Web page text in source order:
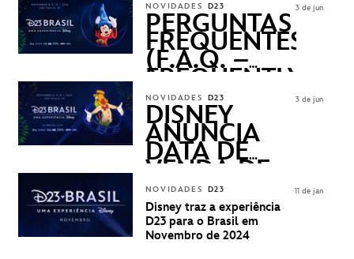
NOVIDADES D23
PERGUNTAS
FREQUENTES
(F.A.Q. –
FREQUENTLY
ASKED
QUESTIONS)
3 de jun
NOVIDADES D23
DISNEY
ANUNCIA
DATA DE
VENDA DE
INGRESSOS
PARA A D23
BRASIL -
UMA
3 de jun
NOVIDADES D23
Disney traz a experiência
D23 para o Brasil em
Novembro de 2024
11 de jan